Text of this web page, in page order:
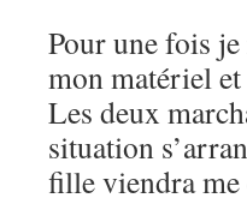
Pour une fois
mon matériel
Les deux
situation
fille viendra